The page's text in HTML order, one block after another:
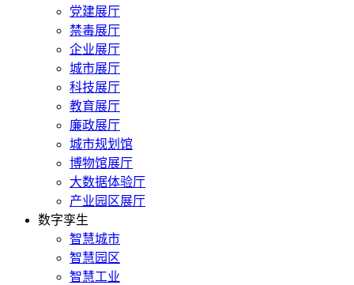
党建展厅
禁毒展厅
企业展厅
城市展厅
科技展厅
教育展厅
廉政展厅
城市规划馆
博物馆展厅
大数据体验厅
产业园区展厅
数字孪生
智慧城市
智慧园区
智慧工业